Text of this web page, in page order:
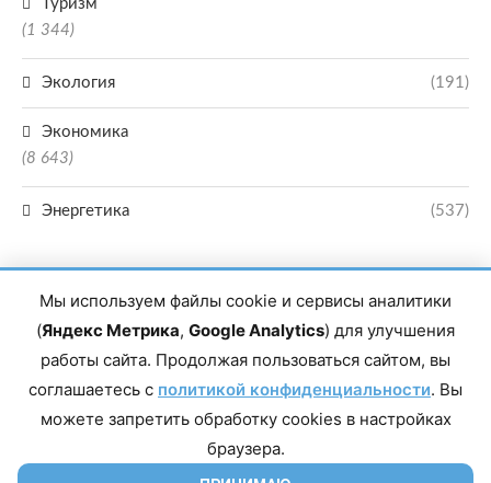
Туризм
(1 344)
Экология (191)
Экономика
(8 643)
Энергетика (537)
Главный редактор сетевого издания Магомаев Тимур Нухович. Контакты
редакции: 8(988)-292-94-34 Почта: vestiskfo@gmail.com По вопросам
Дагестан, г. Махачкала, пр-т Насрутдинова, д. 1а. Все права защищены.
Копирование и использование полных материалов запрещено, частичное
цитирование возможно только при условии гиперссылки на сайт mirmol.ru.
Мы используем файлы cookie и сервисы аналитики
(Яндекс Метрика, Google Analytics) для улучшения
работы сайта. Продолжая пользоваться сайтом, вы
соглашаетесь с политикой конфиденциальности. Вы
можете запретить обработку cookies в настройках
браузера.